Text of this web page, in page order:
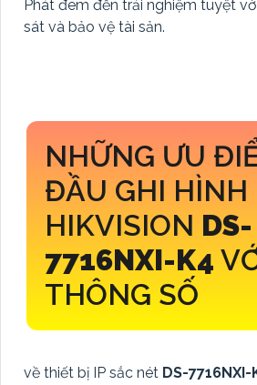
Phát đem đến trải nghiệm tuyệt
sát và bảo vệ tài sản.
NHỮNG ƯU
ĐẦU GHI HÌNH
HIKVISION DS-
7716NXI-K4
THÔNG SỐ
về thiết bị IP sắc nét DS-7716NXI-